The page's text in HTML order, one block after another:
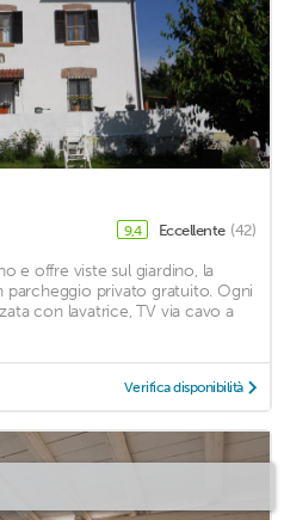
9,4 Eccellente (42)
e offre viste sul giardino, la
parcheggio privato gratuito. Ogni
con lavatrice, TV via cavo a
Verifica disponibilità